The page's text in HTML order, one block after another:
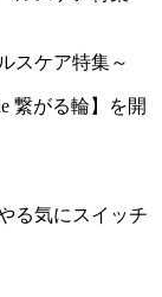
スケア特集～
繋がる輪】を開